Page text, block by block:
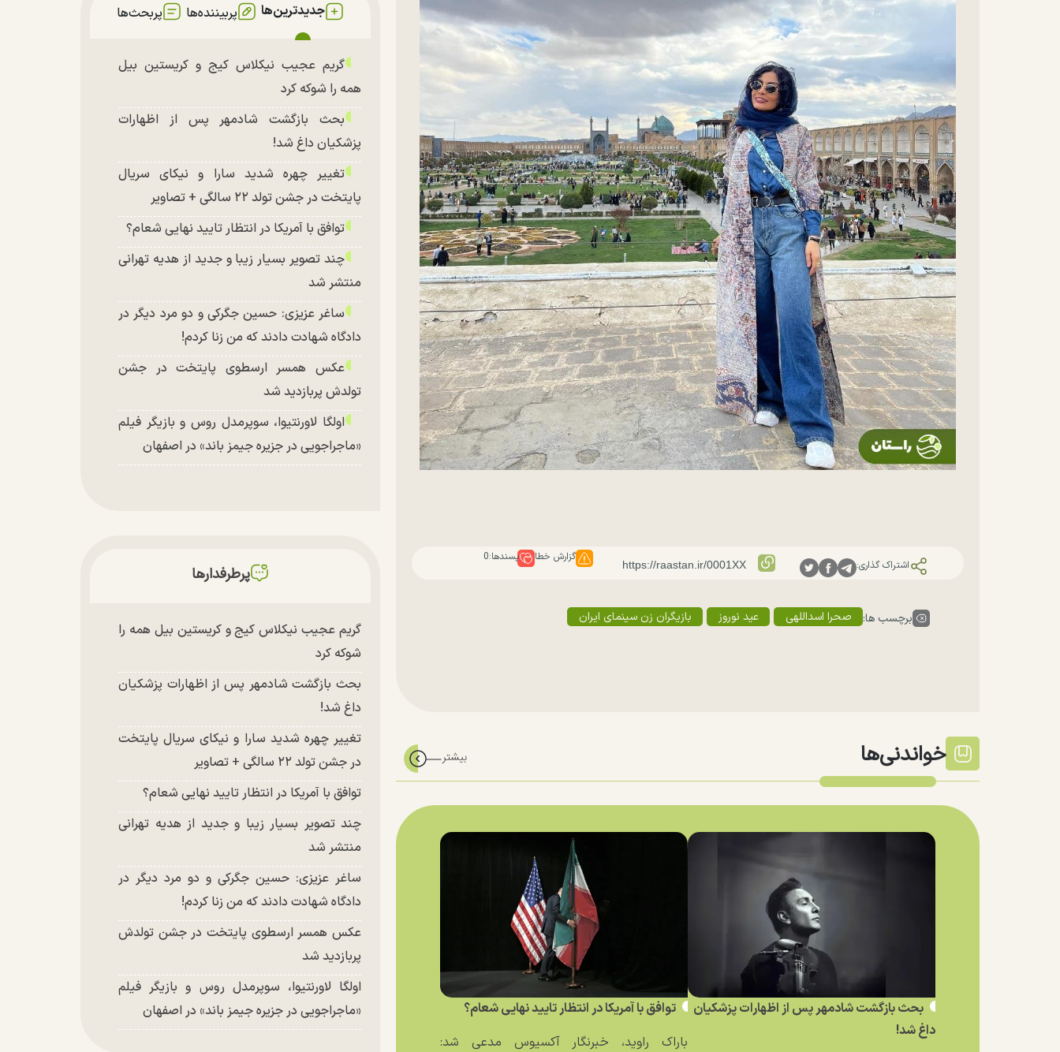
اشتراک گذاری:
گزارش خطا پسندها:0
برچسب ها: صحرا اسداللهی عید نوروز بازیگران زن سینمای ایران
خواندنی‌ها
بحث بازگشت شادمهر پس از اظهارات پزشکیان
داغ شد!
توافق با آمریکا در انتظار تایید نهایی شعام؟
باراک راوید، خبرنگار آکسیوس مدعی شد:
جدیدترین‌ها پربیننده‌ها پربحث‌ها
گریم عجیب نیکلاس کیج و کریستین بیل
همه را شوکه کرد
بحث بازگشت شادمهر پس از اظهارات
پزشکیان داغ شد!
تغییر چهره شدید سارا و نیکای سریال
پایتخت در جشن تولد ۲۲ سالگی + تصاویر
توافق با آمریکا در انتظار تایید نهایی شعام؟
چند تصویر بسیار زیبا و جدید از هدیه تهرانی
منتشر شد
ساغر عزیزی: حسین جگرکی و دو مرد دیگر در
دادگاه شهادت دادند که من زنا کردم!
عکس همسر ارسطوی پایتخت در جشن
تولدش پربازدید شد
اولگا لاورنتیوا، سوپرمدل روس و بازیگر فیلم
«ماجراجویی در جزیره جیمز باند» در اصفهان
پرطرفدارها
گریم عجیب نیکلاس کیج و کریستین بیل همه را
شوکه کرد
بحث بازگشت شادمهر پس از اظهارات پزشکیان
داغ شد!
تغییر چهره شدید سارا و نیکای سریال پایتخت
در جشن تولد ۲۲ سالگی + تصاویر
توافق با آمریکا در انتظار تایید نهایی شعام؟
چند تصویر بسیار زیبا و جدید از هدیه تهرانی
منتشر شد
ساغر عزیزی: حسین جگرکی و دو مرد دیگر در
دادگاه شهادت دادند که من زنا کردم!
عکس همسر ارسطوی پایتخت در جشن تولدش
پربازدید شد
اولگا لاورنتیوا، سوپرمدل روس و بازیگر فیلم
«ماجراجویی در جزیره جیمز باند» در اصفهان